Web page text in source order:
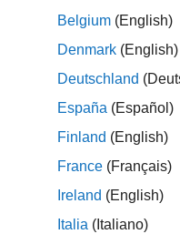
すべて折りたたむ
軸角度の回転
Belgium (English)
Denmark (English)
Deutschland
España (Español)
Finland (English)
France (Français)
Ireland (English)
Italia (Italiano)